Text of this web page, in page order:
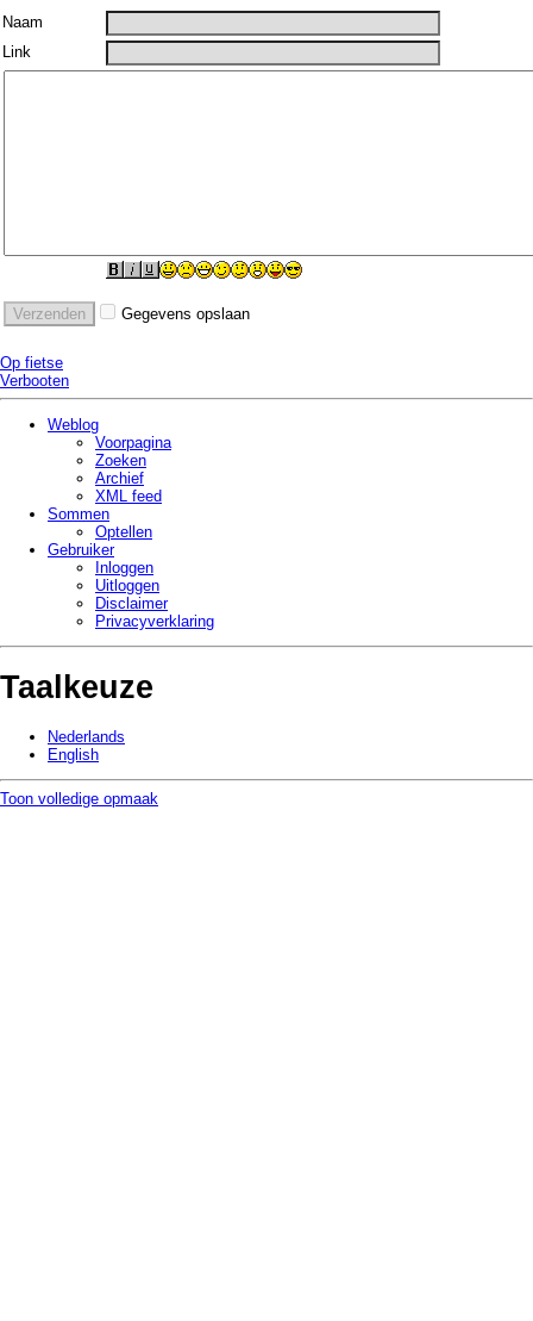
Naam
Link
Gegevens opslaan
Op fietse
Verbooten
Weblog
Voorpagina
Zoeken
Archief
XML feed
Sommen
Optellen
Gebruiker
Inloggen
Uitloggen
Disclaimer
Privacy­verklaring
Taalkeuze
Nederlands
English
Toon volledige opmaak